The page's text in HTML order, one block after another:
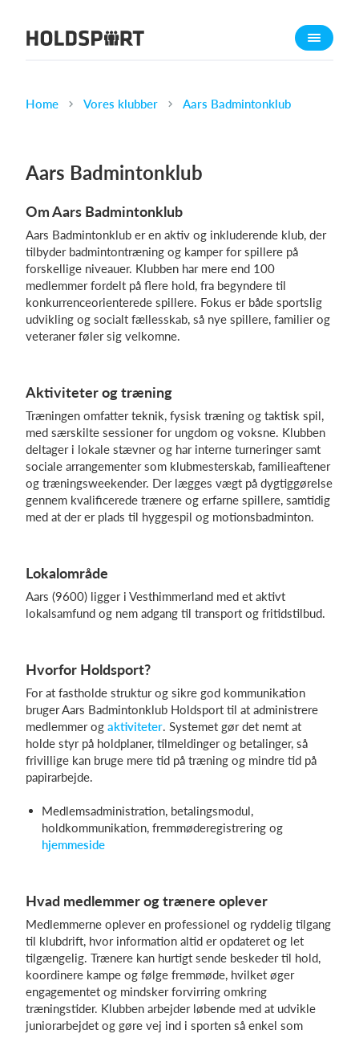
Om Holdsport
Kalender
Kontingentopkrævning
Hjemmeside
Webshop
Billetsystem
Log på
Home Vores klubber Aars Badmintonklub
Aars Badmintonklub
Om Aars Badmintonklub
Aars Badmintonklub er en aktiv og inkluderende klub, der
tilbyder badmintontræning og kamper for spillere på
forskellige niveauer. Klubben har mere end 100
medlemmer fordelt på flere hold, fra begyndere til
konkurrenceorienterede spillere. Fokus er både sportslig
udvikling og socialt fællesskab, så nye spillere, familier og
veteraner føler sig velkomne.
Aktiviteter og træning
Træningen omfatter teknik, fysisk træning og taktisk spil,
med særskilte sessioner for ungdom og voksne. Klubben
deltager i lokale stævner og har interne turneringer samt
sociale arrangementer som klubmesterskab, familieaftener
og træningsweekender. Der lægges vægt på dygtiggørelse
gennem kvalificerede trænere og erfarne spillere, samtidig
med at der er plads til hyggespil og motionsbadminton.
Lokalområde
Aars (9600) ligger i Vesthimmerland med et aktivt
lokalsamfund og nem adgang til transport og fritidstilbud.
Hvorfor Holdsport?
For at fastholde struktur og sikre god kommunikation
bruger Aars Badmintonklub Holdsport til at administrere
medlemmer og aktiviteter. Systemet gør det nemt at
holde styr på holdplaner, tilmeldinger og betalinger, så
frivillige kan bruge mere tid på træning og mindre tid på
papirarbejde.
Medlemsadministration, betalingsmodul,
holdkommunikation, fremmøderegistrering og
hjemmeside
Hvad medlemmer og trænere oplever
Medlemmerne oplever en professionel og ryddelig tilgang
til klubdrift, hvor information altid er opdateret og let
tilgængelig. Trænere kan hurtigt sende beskeder til hold,
koordinere kampe og følge fremmøde, hvilket øger
engagementet og mindsker forvirring omkring
træningstider. Klubben arbejder løbende med at udvikle
juniorarbejdet og gøre vej ind i sporten så enkel som